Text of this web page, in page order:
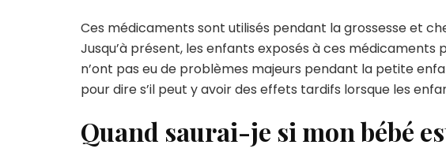
Ces médicaments sont utilisés pendant la grossesse et
Jusqu’à présent, les enfants exposés à ces médicaments
n’ont pas eu de problèmes majeurs pendant la petite
pour dire s’il peut y avoir des effets tardifs lorsque les
Quand saurai-je si mon bébé